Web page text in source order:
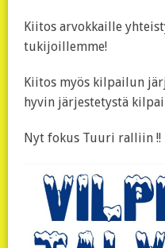
Kiitos arvokkaille
tukijoillemme!
Kiitos myös kilpailun
hyvin järjestetystä
Nyt fokus Tuuri ralliin !!